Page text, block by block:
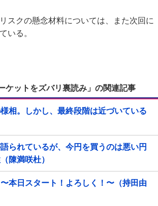
スクの懸念材料については、また次回に
いる。
ケットをズバリ裏読み」の関連記事
相。しかし、最終段階は近づいている
られているが、今円を買うのは悪い円
陳満咲杜）
本日スタート！よろしく！〜（持田由